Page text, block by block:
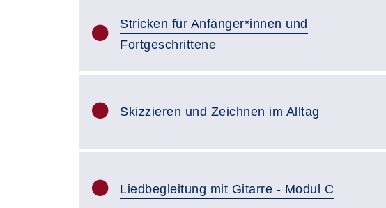
Stricken für Anfänger*innen und
Fortgeschrittene
Skizzieren und Zeichnen im Alltag
Liedbegleitung mit Gitarre - Modul C